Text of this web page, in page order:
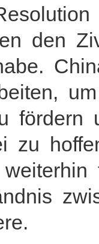
den
zu